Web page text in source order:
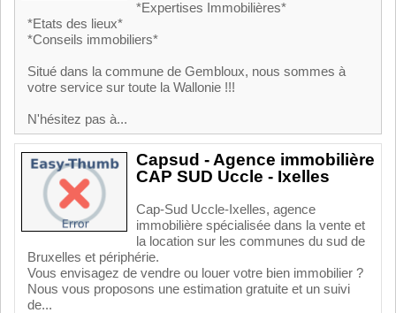
*Expertises Immobilières*
*Etats des lieux*
*Conseils immobiliers*
Situé dans la commune de Gembloux, nous sommes à
votre service sur toute la Wallonie !!!
N'hésitez pas à...
Capsud - Agence immobilière
CAP SUD Uccle - Ixelles
Cap-Sud Uccle-Ixelles, agence
immobilière spécialisée dans la vente et
la location sur les communes du sud de
Bruxelles et périphérie.
Vous envisagez de vendre ou louer votre bien immobilier ?
Nous vous proposons une estimation gratuite et un suivi
de...